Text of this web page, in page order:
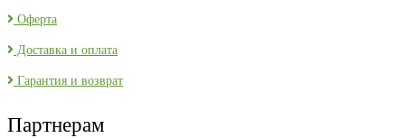
Оферта
Доставка и оплата
Гарантия и возврат
Партнерам